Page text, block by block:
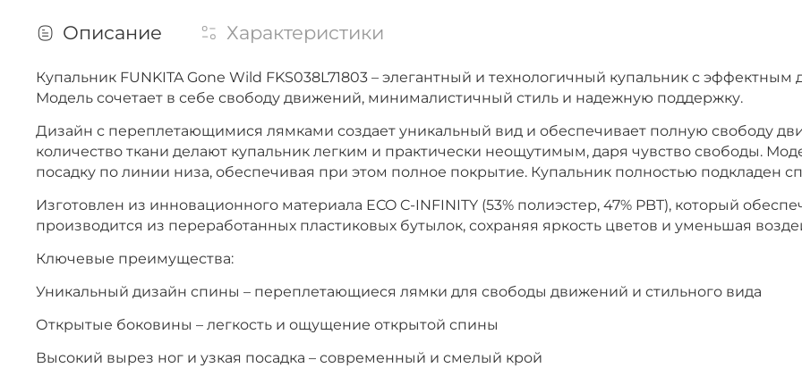
Описание Характеристики
Купальник FUNKITA Gone Wild FKS038L71803 – элегантный и технологичный купальник с
Модель сочетает в себе свободу движений, минималистичный стиль и надежную поддержку.
Дизайн с переплетающимися лямками создает уникальный вид и обеспечивает полную свободу
количество ткани делают купальник легким и практически неощутимым, даря чувство свободы.
посадку по линии низа, обеспечивая при этом полное покрытие. Купальник полностью подкладен
Изготовлен из инновационного материала ECO C-INFINITY (53% полиэстер, 47% PBT), который
производится из переработанных пластиковых бутылок, сохраняя яркость цветов и уменьшая
Ключевые преимущества:
Уникальный дизайн спины – переплетающиеся лямки для свободы движений и стильного вида
Открытые боковины – легкость и ощущение открытой спины
Высокий вырез ног и узкая посадка – современный и смелый крой